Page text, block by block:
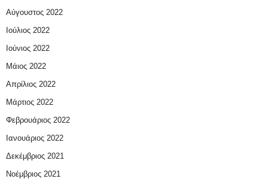
Αύγουστος 2022
Ιούλιος 2022
Ιούνιος 2022
Μάιος 2022
Απρίλιος 2022
Μάρτιος 2022
Φεβρουάριος 2022
Ιανουάριος 2022
Δεκέμβριος 2021
Νοέμβριος 2021